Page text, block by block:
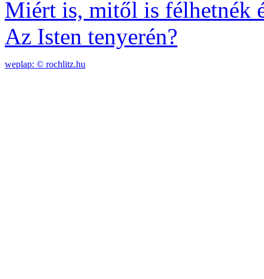
Miért is, mitől is félhetnék
Az Isten tenyerén?
weplap: © rochlitz.hu